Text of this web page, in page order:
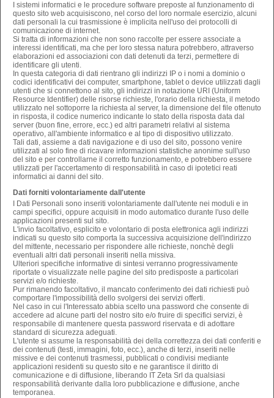
I sistemi informatici e le procedure software preposte al funzionamento di
questo sito web acquisiscono, nel corso del loro normale esercizio, alcuni
dati personali la cui trasmissione è implicita nell'uso dei protocolli di
comunicazione di internet.
Si tratta di informazioni che non sono raccolte per essere associate a
interessi identificati, ma che per loro stessa natura potrebbero, attraverso
elaborazioni ed associazioni con dati detenuti da terzi, permettere di
identificare gli utenti.
In questa categoria di dati rientrano gli indirizzi IP o i nomi a dominio o
codici identificativi dei computer, smartphone, tablet o device utilizzati dagli
utenti che si connettono al sito, gli indirizzi in notazione URI (Uniform
Resource Identifier) delle risorse richieste, l'orario della richiesta, il metodo
utilizzato nel sottoporre la richiesta al server, la dimensione del file ottenuto
in risposta, il codice numerico indicante lo stato della risposta data dal
server (buon fine, errore, ecc.) ed altri parametri relativi al sistema
operativo, all'ambiente informatico e al tipo di dispositivo utilizzato.
Tali dati, assieme a dati navigazione e di uso del sito, possono venire
utilizzati al solo fine di ricavare informazioni statistiche anonime sull'uso
del sito e per controllarne il corretto funzionamento, e potrebbero essere
utilizzati per l'accertamento di responsabilità in caso di ipotetici reati
informatici ai danni del sito.
Dati forniti volontariamente dall'utente
I Dati Personali sono inseriti volontariamente dall'utente nei moduli e in
campi specifici, oppure acquisiti in modo automatico durante l'uso delle
applicazioni presenti sul sito.
L'invio facoltativo, esplicito e volontario di posta elettronica agli indirizzi
indicati su questo sito comporta la successiva acquisizione dell'indirizzo
del mittente, necessario per rispondere alle richieste, nonchè degli
eventuali altri dati personali inseriti nella missiva.
Ulteriori specifiche informative di sintesi verranno progressivamente
riportate o visualizzate nelle pagine del sito predisposte a particolari
servizi e/o richieste.
Pur rimanendo facoltativo, il mancato conferimento dei dati richiesti può
comportare l'impossibilità dello svolgersi dei servizi offerti.
Nel caso in cui l'Interessato abbia scelto una password che consente di
accedere ad alcune parti del nostro sito e/o fruire di specifici servizi, è
responsabile di mantenere questa password riservata e di adottare
standard di sicurezza adeguati.
L'utente si assume la responsabilità dei della correttezza dei dati conferiti e
dei contenuti (testi, immagini, foto, ecc.), anche di terzi, inseriti nelle
missive e dei contenuti trasmessi, pubblicati o condivisi mediante
applicazioni residenti su questo sito e ne garantisce il diritto di
comunicazione e di diffusione, liberando IT Zeta Srl da qualsiasi
responsabilità derivante dalla loro pubblicazione e diffusione, anche
temporanea.